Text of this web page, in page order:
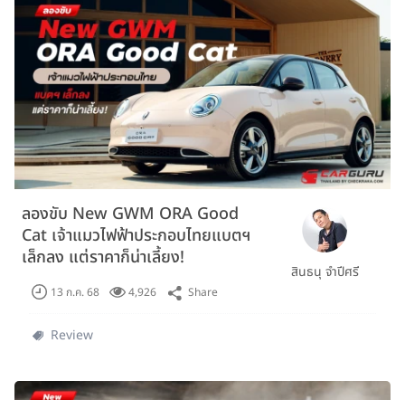
ลองขับ New GWM ORA Good
Cat เจ้าแมวไฟฟ้าประกอบไทยแบตฯ
เล็กลง แต่ราคาก็น่าเลี้ยง!
สินธนุ จำปีศรี
13 ก.ค. 68 4,926 Share
Review